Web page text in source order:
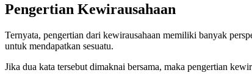
Pengertian Kewirausahaan
Ternyata, pengertian dari kewirausahaan memiliki banyak
untuk mendapatkan sesuatu.
Jika dua kata tersebut dimaknai bersama, maka pengertian